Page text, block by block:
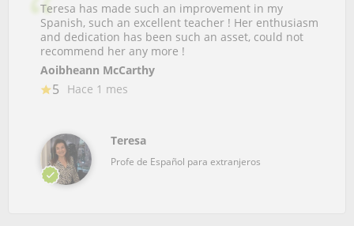
Teresa has made such an improvement in my
Spanish, such an excellent teacher ! Her enthusiasm
and dedication has been such an asset, could not
recommend her any more !
Aoibheann McCarthy
5 Hace 1 mes
Teresa
Profe de Español para extranjeros